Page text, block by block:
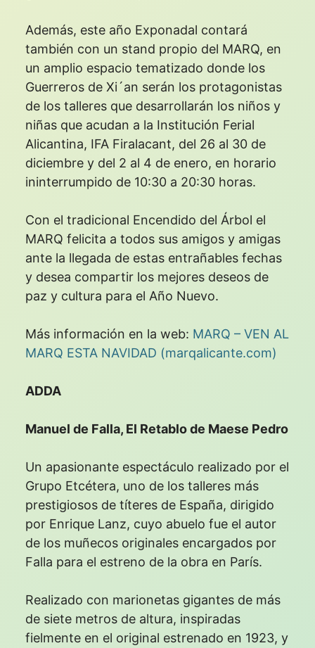
Además, este año Exponadal contará
también con un stand propio del MARQ, en
un amplio espacio tematizado donde los
Guerreros de Xi´an serán los protagonistas
de los talleres que desarrollarán los niños y
niñas que acudan a la Institución Ferial
Alicantina, IFA Firalacant, del 26 al 30 de
diciembre y del 2 al 4 de enero, en horario
ininterrumpido de 10:30 a 20:30 horas.
Con el tradicional Encendido del Árbol el
MARQ felicita a todos sus amigos y amigas
ante la llegada de estas entrañables fechas
y desea compartir los mejores deseos de
paz y cultura para el Año Nuevo.
Más información en la web: MARQ – VEN AL
MARQ ESTA NAVIDAD (marqalicante.com)
ADDA
Manuel de Falla, El Retablo de Maese Pedro
Un apasionante espectáculo realizado por el
Grupo Etcétera, uno de los talleres más
prestigiosos de títeres de España, dirigido
por Enrique Lanz, cuyo abuelo fue el autor
de los muñecos originales encargados por
Falla para el estreno de la obra en París.
Realizado con marionetas gigantes de más
de siete metros de altura, inspiradas
fielmente en el original estrenado en 1923, y